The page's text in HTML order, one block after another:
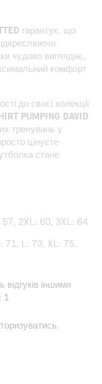
гарантує, що
чудово виглядає,
комфорт
до своєї колекції
PUMPING DAVID
тренувань у
цінуєте
стане
2XL: 60, 3XL: 64
71, L: 73, XL: 75,
відгуків іншими
1
.